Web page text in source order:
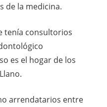
de la medicina.
tenía consultorios
es el hogar de los
arrendatarios entre